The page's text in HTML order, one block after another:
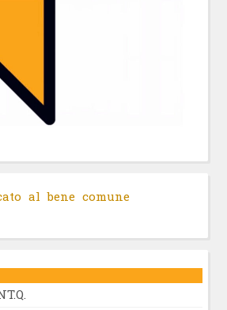
al bene comune